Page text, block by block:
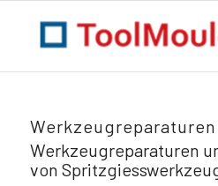
Werkzeugreparaturen
Werkzeugreparaturen
von